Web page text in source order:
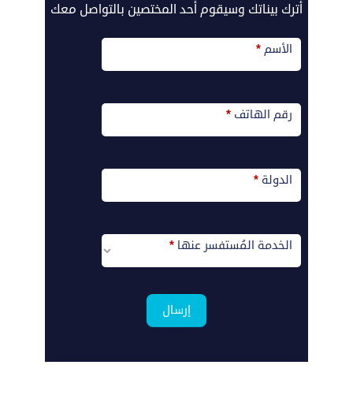
أترك بيناتك وسيقوم أحد المختصين بالتواصل معك
الأسم*
رقم الهاتف *
الدولة*
الخدمة المُستفسر عنها *
إرسال